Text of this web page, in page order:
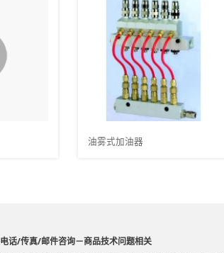
红外发送器
电话/传真/邮件咨询－商品技术问题相关